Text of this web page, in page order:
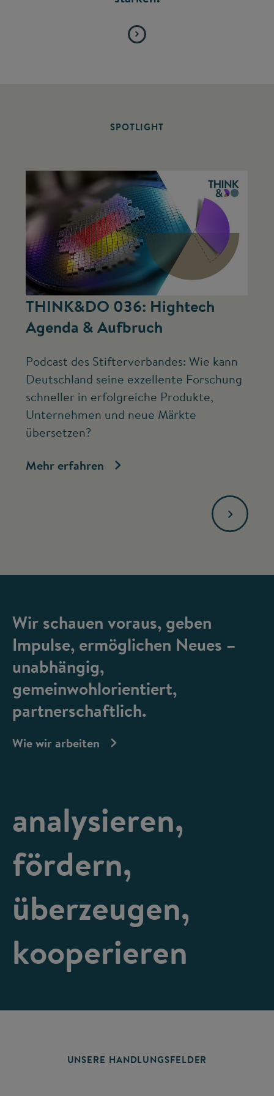
SPOTLIGHT
THINK&DO 036: Hightech
Agenda & Aufbruch
Podcast des Stifterverbandes: Wie kann
Deutschland seine exzellente Forschung
schneller in erfolgreiche Produkte,
Unternehmen und neue Märkte
übersetzen?
Mehr erfahren
Wir schauen voraus, geben
Impulse, ermöglichen Neues –
unabhängig,
gemeinwohlorientiert,
partnerschaftlich.
Wie wir arbeiten
analysieren,
fördern,
überzeugen,
kooperieren
UNSERE HANDLUNGSFELDER